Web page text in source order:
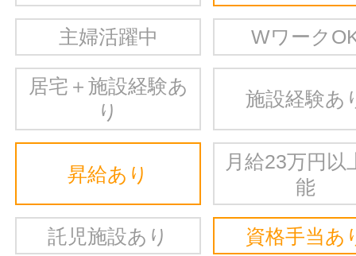
主婦活躍中 Wワーク
居宅＋施設経験あ
り
施設経験あ
昇給あり
月給23万円以
能
託児施設あり 資格手当あ